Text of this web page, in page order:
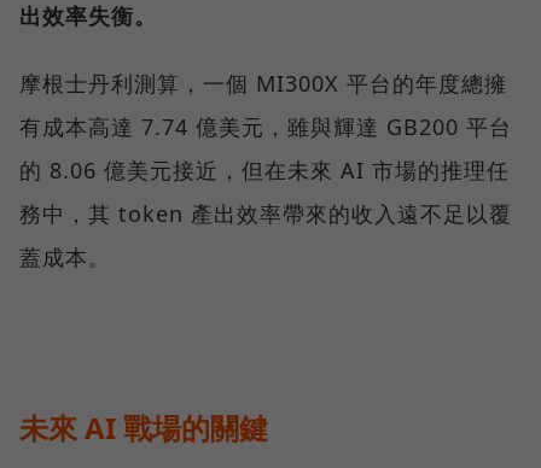
出效率失衡。
摩根士丹利測算，一個 MI300X 平台的年度總擁
有成本高達 7.74 億美元，雖與輝達 GB200 平台
的 8.06 億美元接近，但在未來 AI 市場的推理任
務中，其 token 產出效率帶來的收入遠不足以覆
蓋成本。
未來 AI 戰場的關鍵